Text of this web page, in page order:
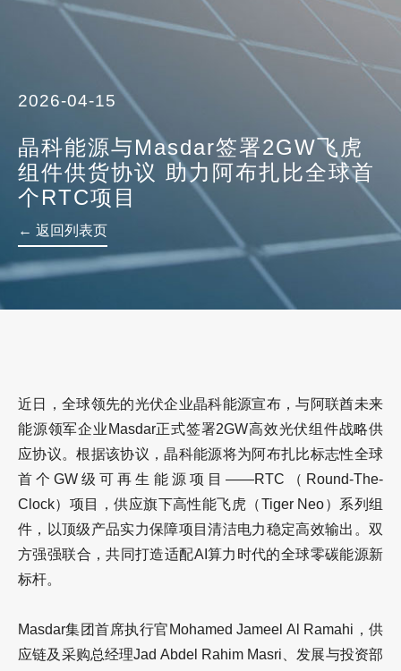
2026-04-15
晶科能源与Masdar签署2GW飞虎
组件供货协议 助力阿布扎比全球首
个RTC项目
← 返回列表页
近日，全球领先的光伏企业晶科能源宣布，与阿联酋未来
能源领军企业Masdar正式签署2GW高效光伏组件战略供
应协议。根据该协议，晶科能源将为阿布扎比标志性全球
首个GW级可再生能源项目——RTC（Round-The-
Clock）项目，供应旗下高性能飞虎（Tiger Neo）系列组
件，以顶级产品实力保障项目清洁电力稳定高效输出。双
方强强联合，共同打造适配AI算力时代的全球零碳能源新
标杆。
Masdar集团首席执行官Mohamed Jameel Al Ramahi，供
应链及采购总经理Jad Abdel Rahim Masri、发展与投资部